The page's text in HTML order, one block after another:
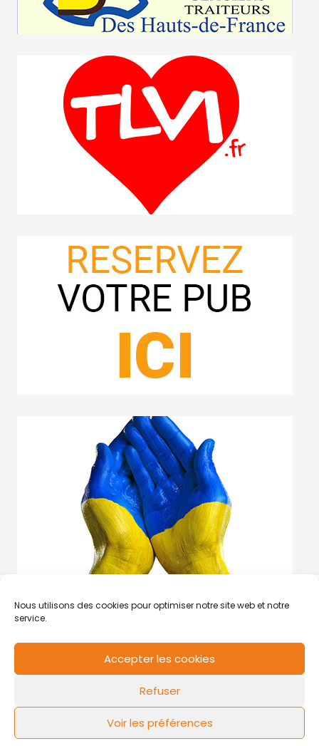
Nous utilisons des cookies pour optimiser notre site web et notre
service.
Accepter les cookies
Refuser
Voir les préférences
Mentions légales Politique de cookies
FLOW44